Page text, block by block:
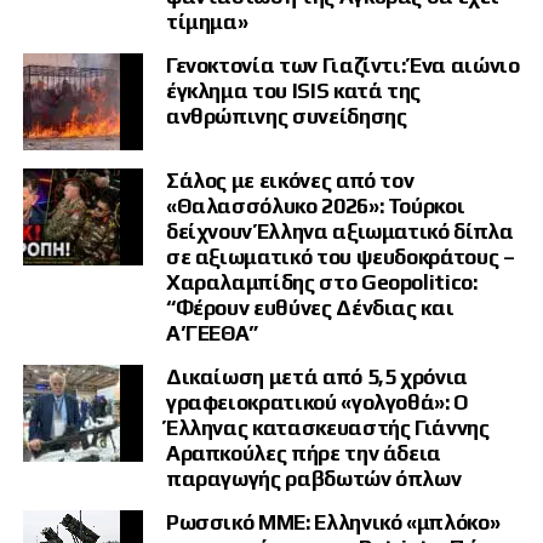
ιδιαίτερα αυστηρή ανακοίνωση,
χαρακτηρίζοντας την εξέλιξη «απαράδεκτη και
καταδικαστέα». Αποκάλυψε ότι βρίσκεται σε
συνεχή επικοινωνία με τον Καθολικό Πάντων
των Αρμενίων και ότι του συνέστησε να μην
παρουσιαστεί αυτοπροσώπως στο δικαστήριο
αλλά να εκπροσωπηθεί από δικηγόρο.
Παράλληλα κάλεσε τις αρμενικές αρχές να
αντιμετωπίσουν την Εκκλησία με σεβασμό και
να επιδιώξουν λύση μέσω θεσμικού διαλόγου.
Η στάση των πιστών
Η αρμενική κοινωνία εμφανίζεται βαθιά
τίμημα»
Γενοκτονία των Γιαζίντι: Ένα αιώνιο
έγκλημα του ISIS κατά της
ανθρώπινης συνείδησης
Σάλος με εικόνες από τον
«Θαλασσόλυκο 2026»: Τούρκοι
δείχνουν Έλληνα αξιωματικό δίπλα
σε αξιωματικό του ψευδοκράτους –
Χαραλαμπίδης στο Geopolitico:
“Φέρουν ευθύνες Δένδιας και
Α’ΓΕΕΘΑ”
Δικαίωση μετά από 5,5 χρόνια
γραφειοκρατικού «γολγοθά»: Ο
Έλληνας κατασκευαστής Γιάννης
Αραπκούλες πήρε την άδεια
παραγωγής ραβδωτών όπλων
Ρωσσικό ΜΜΕ: Ελληνικό «μπλόκο»